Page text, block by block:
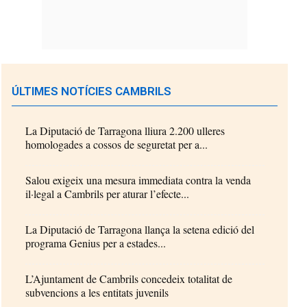
ÚLTIMES NOTÍCIES CAMBRILS
La Diputació de Tarragona lliura 2.200 ulleres
homologades a cossos de seguretat per a...
Salou exigeix una mesura immediata contra la venda
il·legal a Cambrils per aturar l’efecte...
La Diputació de Tarragona llança la setena edició del
programa Genius per a estades...
L’Ajuntament de Cambrils concedeix totalitat de
subvencions a les entitats juvenils